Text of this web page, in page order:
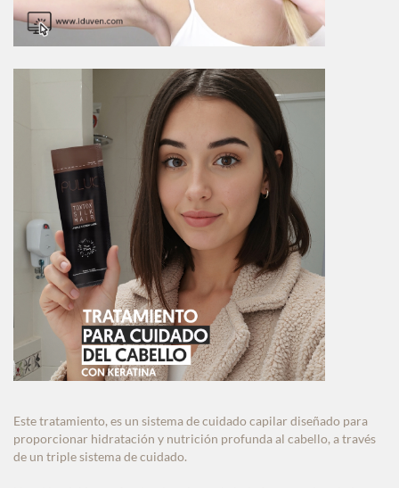
Este tratamiento, es un sistema de cuidado capilar diseñado para
proporcionar hidratación y nutrición profunda al cabello, a través
de un triple sistema de cuidado.